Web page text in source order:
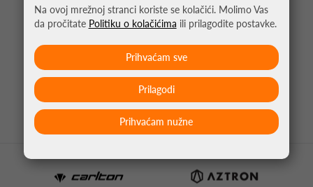
BOCA ZA VODU DUNLOP 700ML
7,99 €
Na ovoj mrežnoj stranci koriste se kolačići. Molimo Vas
da pročitate Politiku o kolačićima ili prilagodite postavke.
Prihvaćam nužne
Prilagodi
Prihvaćam sve